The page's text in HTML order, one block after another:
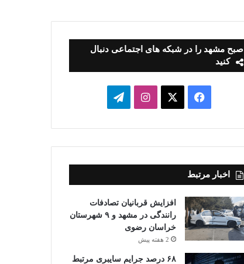
صبح مشهد را در شبکه های اجتماعی دنبال
کنید
فیسبوک ایکساینستاگرامتلگرام
اخبار مرتبط
افزایش قربانیان تصادفات
رانندگی در مشهد و ۹ شهرستان
خراسان رضوی
2 هفته پیش
۶۸ درصد جرایم سایبری مرتبط